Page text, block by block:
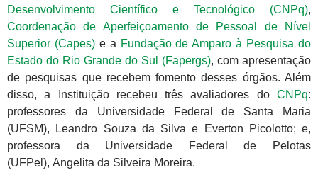
Desenvolvimento Científico e Tecnológico (CNPq),
Coordenação de Aperfeiçoamento de Pessoal de Nível
Superior (Capes)e a Fundação de Amparo à Pesquisa do
Estado do Rio Grande do Sul (Fapergs), com apresentação
de pesquisas que recebem fomento desses órgãos. Além
disso, a Instituição recebeu três avaliadores do CNPq:
professores da Universidade Federal de Santa Maria
(UFSM), Leandro Souza da Silva e Everton Picolotto; e,
professora da Universidade Federal de Pelotas
(UFPel), Angelita da Silveira Moreira.